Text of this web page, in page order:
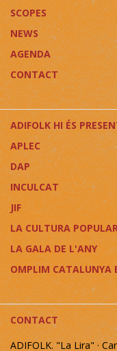
SCOPES
NEWS
AGENDA
CONTACT
ADIFOLK HI ÉS
APLEC
DAP
INCULCAT
JIF
LA CULTURA
LA GALA DE L'ANY
OMPLIM CATALUNYA
CONTACT
ADIFOLK. "La Lira" ·